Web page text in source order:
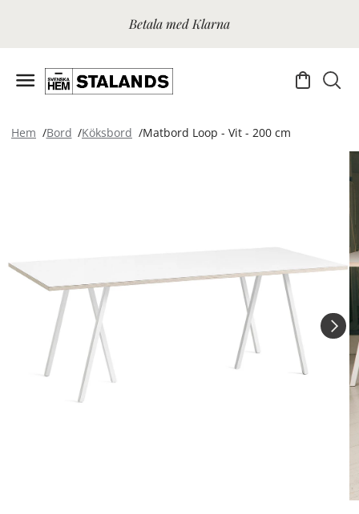
Betala med Klarna
Hem Bord Köksbord Matbord Loop - Vit - 200 cm